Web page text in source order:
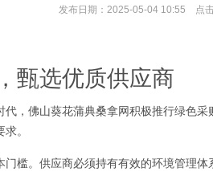
发布日期：2025-05-04 10:55 点
甄选优质供应商
代，佛山葵花蒲典桑拿网积极推行绿色
。
门槛。供应商必须持有有效的环境管理